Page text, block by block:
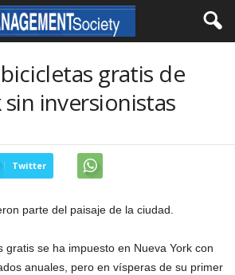
gratis de
sin inversionistas
Twitter
parte del paisaje de la ciudad.
gratis se ha impuesto en Nueva York con
anuales, pero en vísperas de su primer